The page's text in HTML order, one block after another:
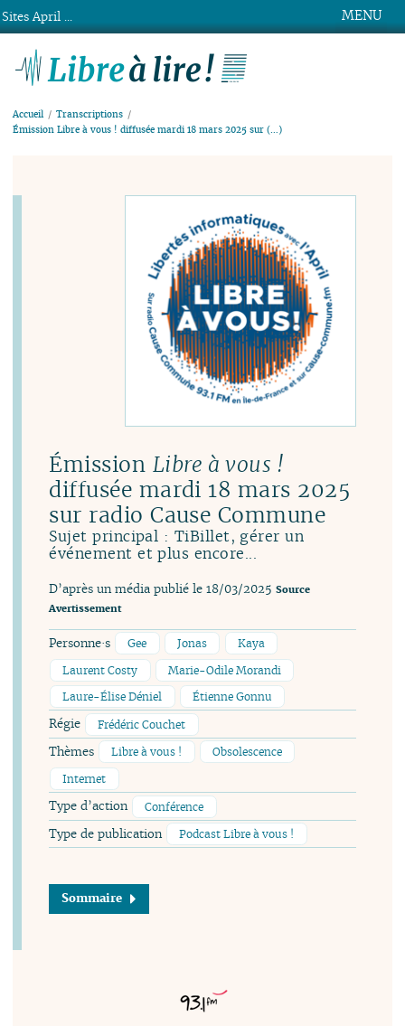
MENU
Accueil
Transcriptions
Émission Libre à vous ! diffusée mardi 18 mars 2025 sur (…)
Émission Libre à vous !
diffusée mardi 18 mars 2025
sur radio Cause Commune
Sujet principal : TiBillet, gérer un
événement et plus encore...
D’après un média publié le 18/03/2025 Source
Avertissement
Personne·s Gee Jonas
Kaya
Laurent Costy
Marie-Odile Morandi
Laure-Élise Déniel
Étienne Gonnu
Régie Frédéric Couchet
Thèmes Libre à vous !
Obsolescence
Internet
Type d’action Conférence
Type de publication Podcast Libre à vous !
Sommaire
Sites April ...